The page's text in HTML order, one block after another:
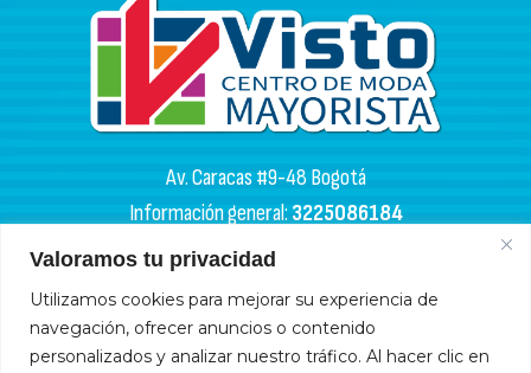
Valoramos tu privacidad
Utilizamos cookies para mejorar su experiencia de
navegación, ofrecer anuncios o contenido
personalizados y analizar nuestro tráfico. Al hacer clic en
Av. Caracas #9-48 Bogotá
Información general:3225086184
PQR:3102133050
HORARIOS DE APERTURA
Miércoles y sábados: 4:00 a. m. - 6:00 p. m.